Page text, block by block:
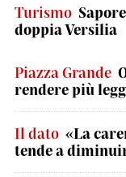
Turismo
doppia Versilia
Piazza Grande
rendere più
Il dato «La
tende a